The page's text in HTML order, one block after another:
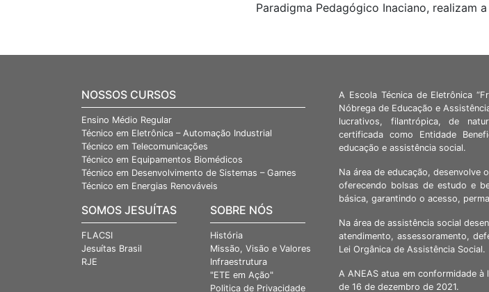
Paradigma Pedagógico Inaciano, realizam
NOSSOS CURSOS
Ensino Médio Regular
Técnico em Eletrônica – Automação Industrial
Técnico em Telecomunicações
Técnico em Equipamentos Biomédicos
Técnico em Desenvolvimento de Sistemas – Games
Técnico em Energias Renováveis
SOMOS JESUÍTAS
FLACSI
Jesuítas Brasil
RJE
SOBRE NÓS
História
Missão, Visão e Valores
Infraestrutura
"ETE em Ação"
Politica de Privacidade
A Escola Técnica de Eletrônica
Nóbrega de Educação e
lucrativos, filantrópica, de
certificada como Entidade
educação e assistência social.
Na área de educação, desenvolve
oferecendo bolsas de estudo e
básica, garantindo o acesso,
Na área de assistência social
atendimento, assessoramento,
Lei Orgânica de Assistência Social.
A ANEAS atua em conformidade à
de 16 de dezembro de 2021.